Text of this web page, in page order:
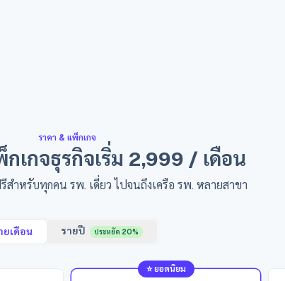
ราคา & แพ็กเกจ
กเกจธุรกิจเริ่ม 2,999 / เดือน
ำหรับทุกคน รพ. เดี่ยว ไปจนถึงเครือ รพ. หลายสาขา
ยเดือน รายปี ประหยัด 20%
⭐ยอดนิยม